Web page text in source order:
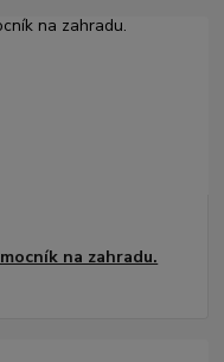
na zahradu.